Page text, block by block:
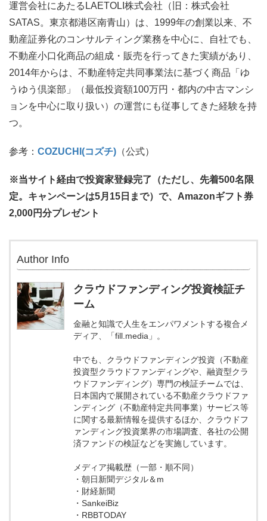
運営会社にあたるLAETOLI株式会社（旧：株式会社
SATAS。東京都港区南青山）は、1999年の創業以来、不
動産証券化のコンサルティング業務を中心に、自社でも、
不動産小口化商品の組成・販売を行ってきた実績があり、
2014年からは、不動産特定共同事業法に基づく商品「ゆ
うゆう倶楽部」（最低投資額100万円・都内の中古マンシ
ョンを中心に取り扱い）の運営にも従事してきた経験を持
つ。
参考： COZUCHI(コズチ) （公式）
※当サイト経由で投資家登録完了（ただし、先着500名限
定。キャンペーンは5月15日まで）で、Amazonギフト券
2,000円分プレゼント
Author Info
クラウドファンディング投資検証チ
ーム
金融と知識で人生をエンパワメントする複合メ
ディア、「fill.media」。
中でも、クラウドファンディング投資（不動産
投資型クラウドファンディングや、融資型クラ
ウドファンディング）専門の検証チームでは、
日本国内で展開されている不動産クラウドファ
ンディング（不動産特定共同事業）サービス等
に関する最新情報を提供するほか、クラウドフ
ァンディング投資業界の市場調査、各社の公開
済ファンドの検証などを実施しています。
メディア掲載歴（一部・順不同）
・朝日新聞デジタル＆m
・財経新聞
・SankeiBiz
・RBBTODAY